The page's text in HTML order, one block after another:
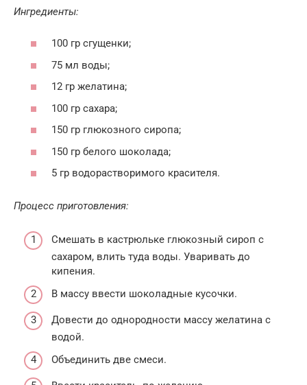
Ингредиенты:
100 гр сгущенки;
75 мл воды;
12 гр желатина;
100 гр сахара;
150 гр глюкозного сиропа;
150 гр белого шоколада;
5 гр водорастворимого красителя.
Процесс приготовления:
Смешать в кастрюльке глюкозный сироп с
сахаром, влить туда воды. Уваривать до
кипения.
В массу ввести шоколадные кусочки.
Довести до однородности массу желатина с
водой.
Объединить две смеси.